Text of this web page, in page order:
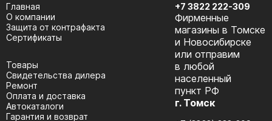
Главная
О компании
Защита от контрафакта
Сертификаты
Товары
Cвидетельства дилера
Ремонт
Оплата и доставка
Автокаталоги
Гарантия и возврат
+7 3822 222-309
Фирменные
магазины в Томске
и Новосибирске
или отправим
в любой
населенный
пункт РФ
г. Томск